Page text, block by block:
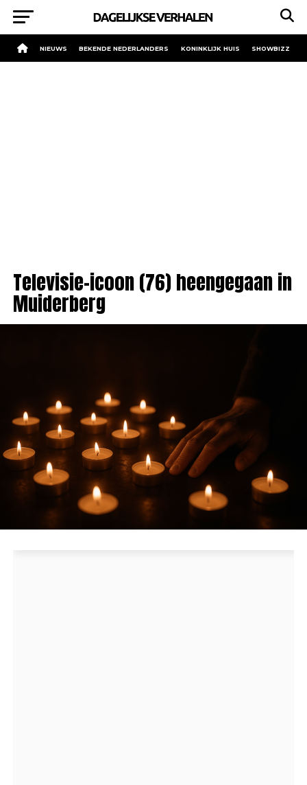
NIEUWS BEKENDE NEDERLANDERS KONINKLIJK HUIS SHOWBIZZ
Televisie-icoon (76) heengegaan in
Muiderberg